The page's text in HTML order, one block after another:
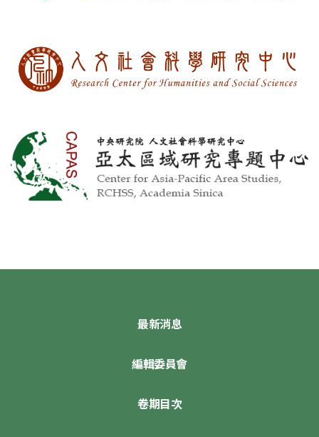
最新消息
編輯委員會
卷期目次